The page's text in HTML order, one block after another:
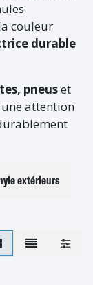
couleur
durable
pneuset
attention
extérieurs